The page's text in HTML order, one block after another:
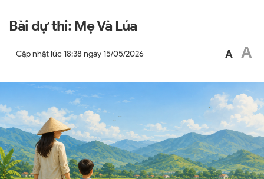
Bài dự thi: Mẹ Và Lúa
Cập nhật lúc 18:38 ngày 15/05/2026 A A